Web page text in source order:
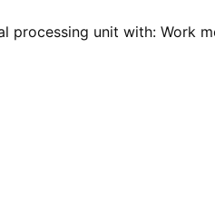
processing unit with: Work